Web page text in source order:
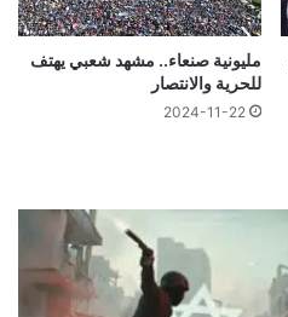
مليونية صنعاء.. مشهد شعبي يهتف
للحرية والانتصار
2024-11-22